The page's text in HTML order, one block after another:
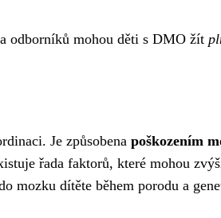
odborníků mohou děti s DMO žít
Je způsobena poškozením
řada faktorů, které mohou
mozku dítěte během porodu a